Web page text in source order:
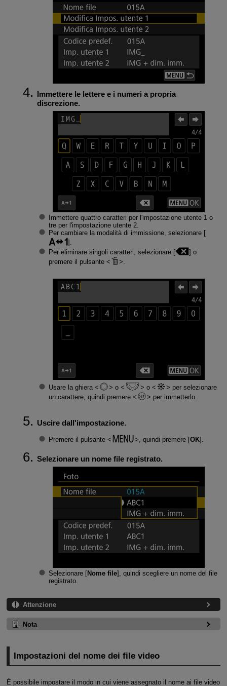
Immettere le lettere e i numeri a propria
discrezione.
Immettere quattro caratteri per l'impostazione utente 1 o
tre per l'impostazione utente 2.
Per cambiare la modalità di immissione, selezionare [
].
Per eliminare singoli caratteri, selezionare [
] o
premere il pulsante
.
Usare la ghiera o o
per selezionare
un carattere, quindi premere
per immetterlo.
Uscire dall'impostazione.
Premere il pulsante , quindi premere [OK].
Selezionare un nome file registrato.
Selezionare [Nome file], quindi scegliere un nome del file
registrato.
Attenzione
Nota
Impostazioni del nome dei file video
È possibile impostare il modo in cui viene assegnato il nome ai file video